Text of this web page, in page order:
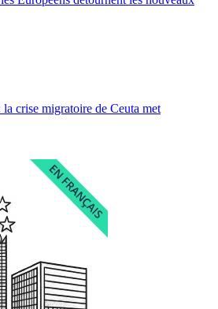
la crise migratoire de Ceuta met